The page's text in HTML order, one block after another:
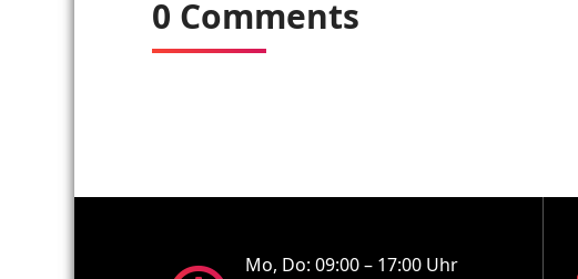
0 Comments
Mo, Do: 09:00 – 17:00 Uhr